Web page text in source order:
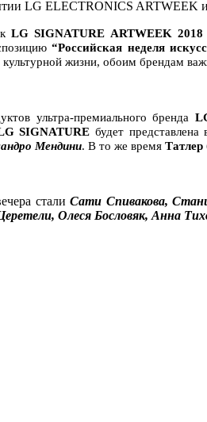
LG SIGNATURE ARTWEEK 2018
“Российская неделя
жизни, обоим брендам
ультра-премиального бренда
SIGNATUREбудет
Мендини. В то же время Татлер
сталиСати Спивакова,
Олеся Бословяк, Анна